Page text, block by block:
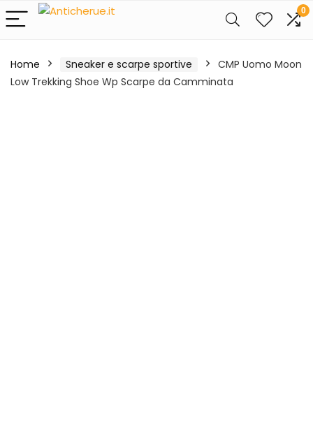
0
Home Sneaker e scarpe sportive
CMP Uomo Moon
Low Trekking Shoe Wp Scarpe da Camminata